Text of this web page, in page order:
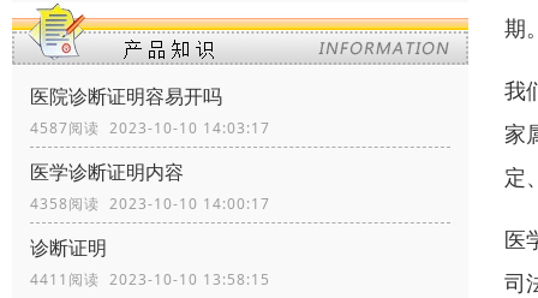
医院诊断证明容易开吗
4587阅读 2023-10-10 14:03:17
医学诊断证明内容
4358阅读 2023-10-10 14:00:17
诊断证明
4411阅读 2023-10-10 13:58:15
期
我
家
定
医
司